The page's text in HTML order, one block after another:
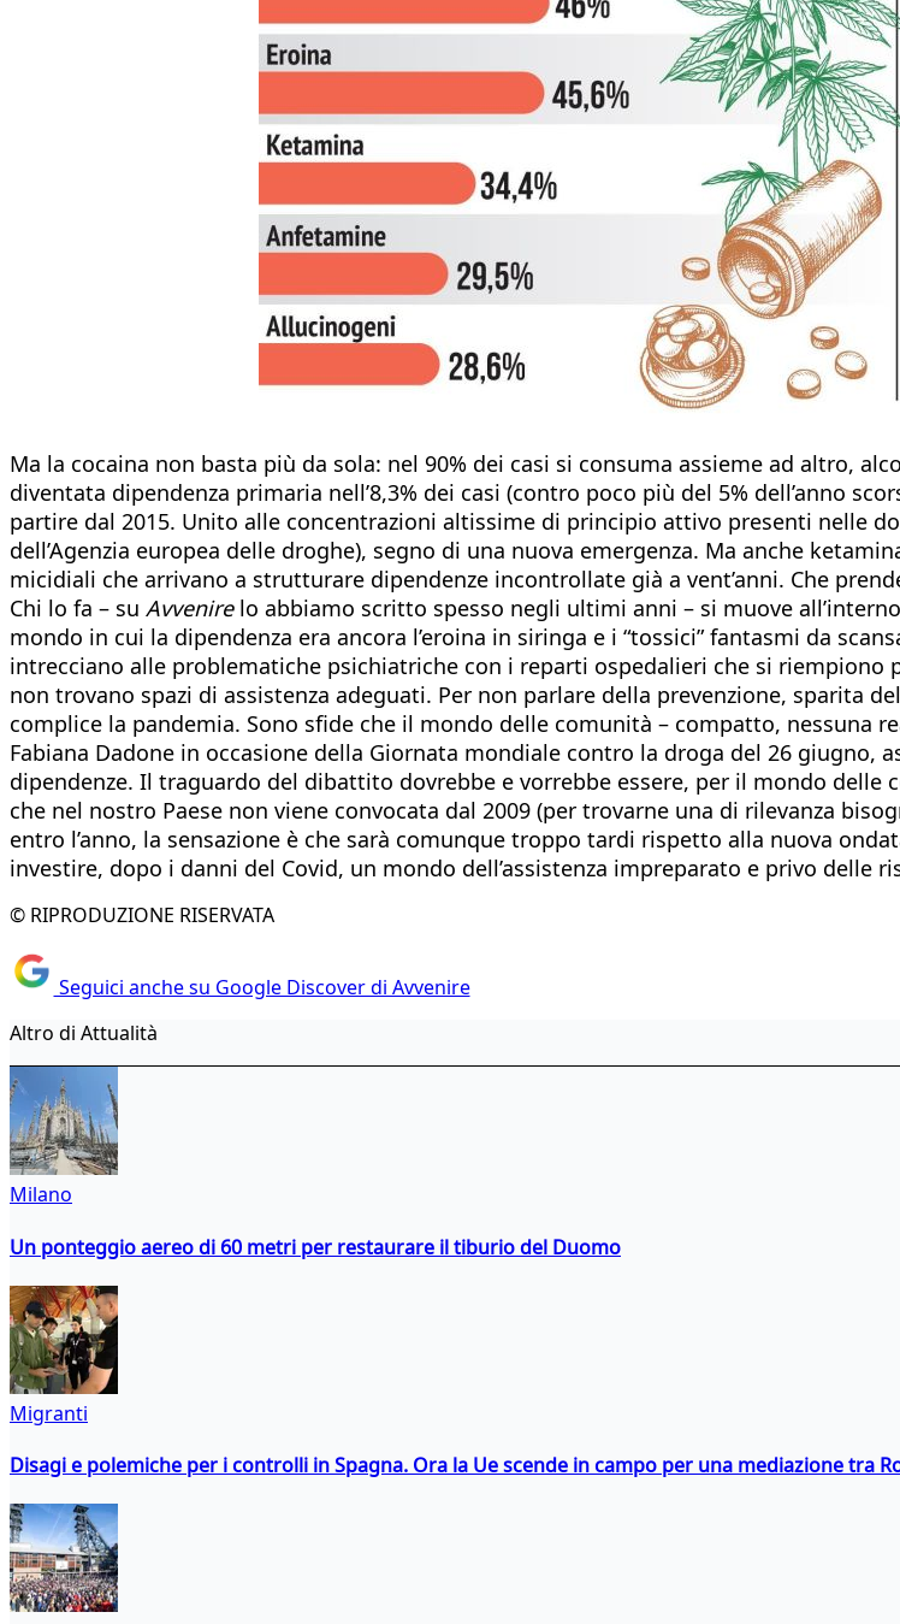
Ma la cocaina non basta più da sola: nel 90% dei casi si consuma assieme ad altro,
diventata dipendenza primaria nell’8,3% dei casi (contro poco più del 5% dell’anno
partire dal 2015. Unito alle concentrazioni altissime di principio attivo presenti nelle
dell’Agenzia europea delle droghe), segno di una nuova emergenza. Ma anche
micidiali che arrivano a strutturare dipendenze incontrollate già a vent’anni. Che
Chi lo fa – su Avvenirelo abbiamo scritto spesso negli ultimi anni – si muove
mondo in cui la dipendenza era ancora l’eroina in siringa e i “tossici” fantasmi da
intrecciano alle problematiche psichiatriche con i reparti ospedalieri che si riempiono
non trovano spazi di assistenza adeguati. Per non parlare della prevenzione, sparita
complice la pandemia. Sono sfide che il mondo delle comunità – compatto, nessuna
Fabiana Dadone in occasione della Giornata mondiale contro la droga del 26 giugno,
dipendenze. Il traguardo del dibattito dovrebbe e vorrebbe essere, per il mondo delle
che nel nostro Paese non viene convocata dal 2009 (per trovarne una di rilevanza
entro l’anno, la sensazione è che sarà comunque troppo tardi rispetto alla nuova
investire, dopo i danni del Covid, un mondo dell’assistenza impreparato e privo delle
© RIPRODUZIONE RISERVATA
Seguici anche su Google Discover di Avvenire
Altro di Attualità
Milano
Un ponteggio aereo di 60 metri per restaurare il tiburio del Duomo
Migranti
Disagi e polemiche per i controlli in Spagna. Ora la Ue scende in campo per una mediazione tra